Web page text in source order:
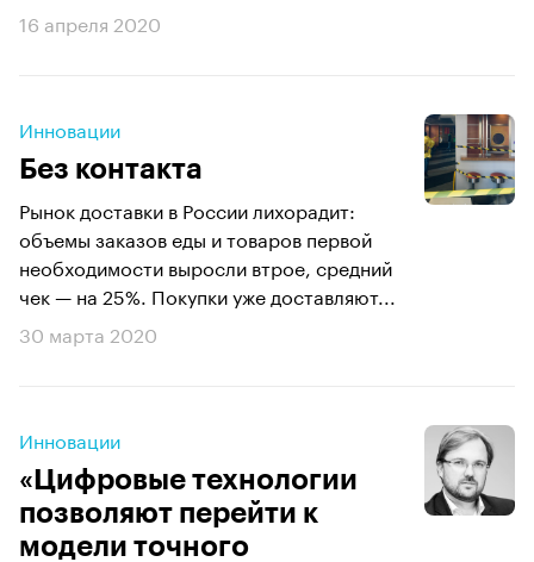
16 апреля 2020
Инновации
Без контакта
Рынок доставки в России лихорадит:
объемы заказов еды и товаров первой
необходимости выросли втрое, средний
чек — на 25%. Покупки уже доставляют...
30 марта 2020
Инновации
«Цифровые технологии
позволяют перейти к
модели точного